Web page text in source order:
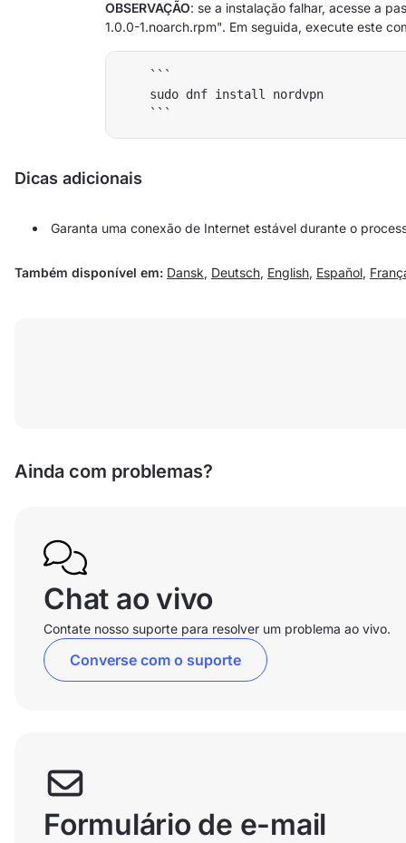
OBSERVAÇÃO: se a instalação falhar, acesse a
1.0.0-1.noarch.rpm". Em seguida, execute este
    ```
    sudo dnf install nordvpn
Dicas adicionais
Garanta uma conexão de Internet estável durante o
Também disponível em: Dansk, Deutsch, English, Español,
Ainda com problemas?
Chat ao vivo
Contate nosso suporte para resolver um problema ao vivo.
Converse com o suporte
Formulário de e-mail